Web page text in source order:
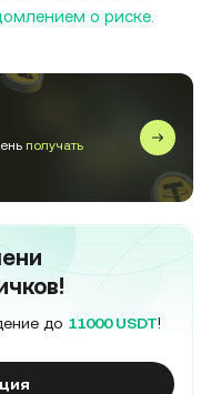
о риске
получать
до 11000 USDT!